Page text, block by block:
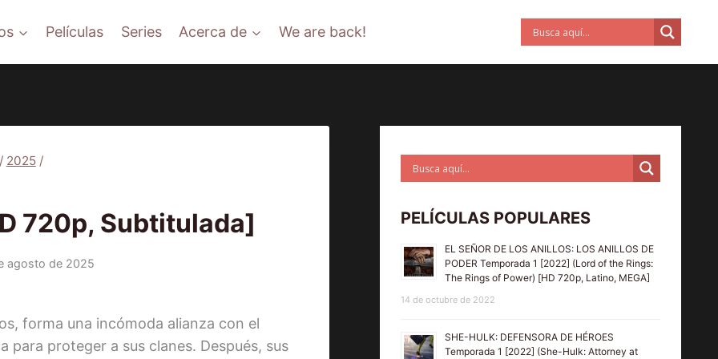
Películas Series Acerca de We are back!
/ 2025 /
720p, Subtitulada]
agosto de 2025
forma una incómoda alianza con el
para proteger a sus clanes. Después, sus
PELÍCULAS POPULARES
EL SEÑOR DE LOS ANILLOS: LOS ANILLOS DE
PODER Temporada 1 [2022] (Lord of the Rings:
The Rings of Power) [HD 720p, Latino, MEGA]
14 de octubre de 2022
SHE-HULK: DEFENSORA DE HÉROES
Temporada 1 [2022] (She-Hulk: Attorney at